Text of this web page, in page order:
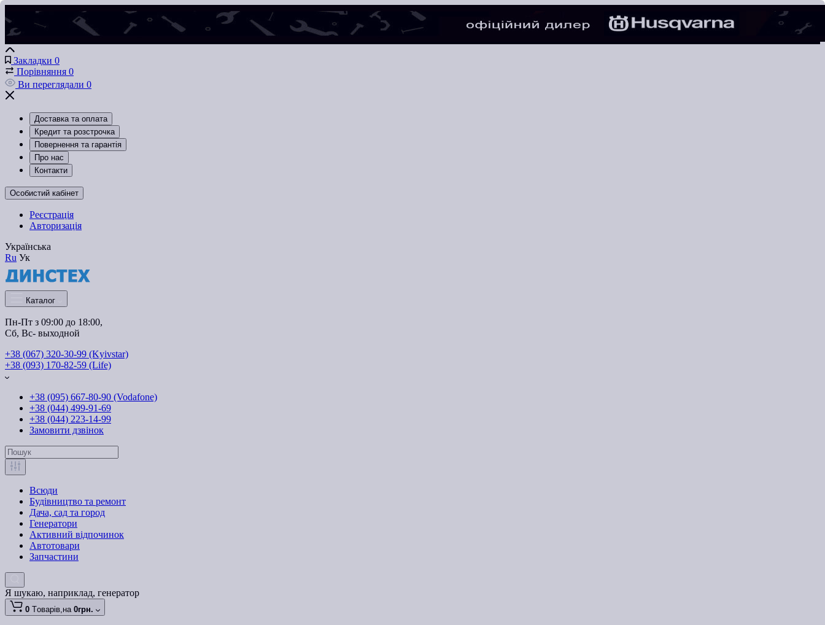
Закладки 0
Порівняння 0
Ви переглядали 0
Доставка та оплата
Кредит та розстрочка
Повернення та гарантія
Про нас
Контакти
Особистий кабінет
Реєстрація
Авторизація
Українська
Ru Ук
Каталог
Пн-Пт з 09:00 до 18:00,
Сб, Вс- выходной
+38 (067) 320-30-99 (Kyivstar)
+38 (093) 170-82-59 (Life)
+38 (095) 667-80-90 (Vodafone)
+38 (044) 499-91-69
+38 (044) 223-14-99
Замовити дзвінок
Всюди
Будівництво та ремонт
Дача, сад та город
Генератори
Активний відпочинок
Автотовари
Запчастини
Я шукаю, наприклад, генератор
0 Tоварів,на 0грн.